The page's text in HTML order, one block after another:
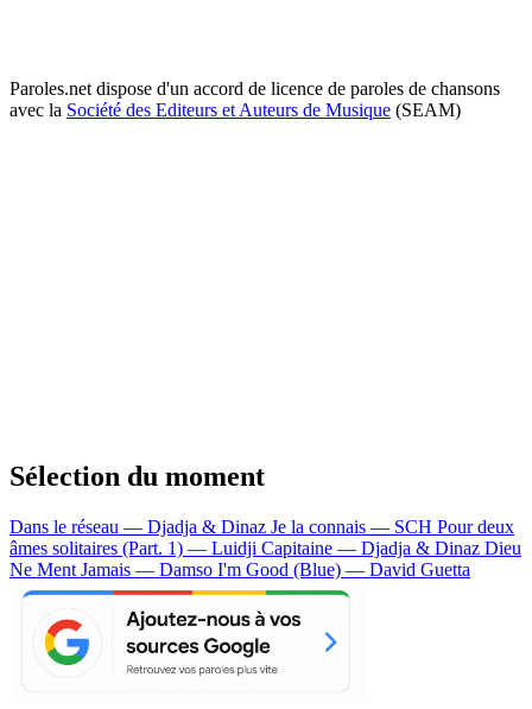
Paroles.net dispose d'un accord de licence de paroles de chansons
avec la Société des Editeurs et Auteurs de Musique (SEAM)
Sélection du moment
Dans le réseau — Djadja & Dinaz Je la connais — SCH Pour deux
âmes solitaires (Part. 1) — Luidji Capitaine — Djadja & Dinaz Dieu
Ne Ment Jamais — Damso I'm Good (Blue) — David Guetta